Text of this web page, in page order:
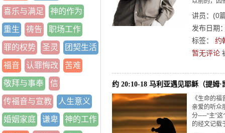
喜乐与满足 神的作为
重生 祷告 职场工作
罪的权势 圣灵 团契生活
福音 认罪悔改 苦难
敬拜与事奉 信
传福音与宣教 人生意义
婚姻家庭 谦卑 神的工作
讲员： (0
发布日期
标签： 约
暂无评论
约 20:10-18 马利亚遇见耶稣（提姆·
《生命的
亲爱的听众
分──“主”这
的经文记载